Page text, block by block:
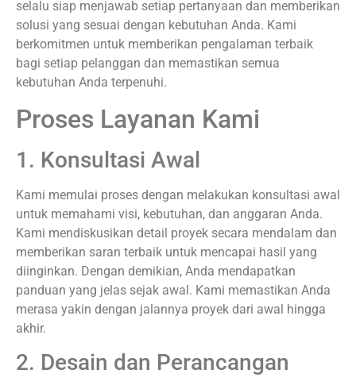
selalu siap menjawab setiap pertanyaan dan memberikan
solusi yang sesuai dengan kebutuhan Anda. Kami
berkomitmen untuk memberikan pengalaman terbaik
bagi setiap pelanggan dan memastikan semua
kebutuhan Anda terpenuhi.
Proses Layanan Kami
1. Konsultasi Awal
Kami memulai proses dengan melakukan konsultasi awal
untuk memahami visi, kebutuhan, dan anggaran Anda.
Kami mendiskusikan detail proyek secara mendalam dan
memberikan saran terbaik untuk mencapai hasil yang
diinginkan. Dengan demikian, Anda mendapatkan
panduan yang jelas sejak awal. Kami memastikan Anda
merasa yakin dengan jalannya proyek dari awal hingga
akhir.
2. Desain dan Perancangan